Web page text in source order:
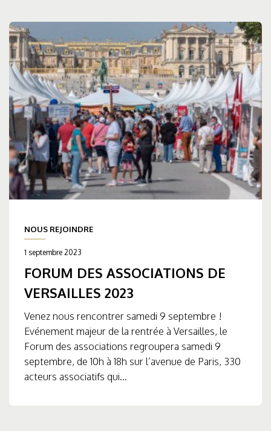
NOUS REJOINDRE
1 septembre 2023
FORUM DES ASSOCIATIONS DE
VERSAILLES 2023
Venez nous rencontrer samedi 9 septembre !
Evénement majeur de la rentrée à Versailles, le
Forum des associations regroupera samedi 9
septembre, de 10h à 18h sur l’avenue de Paris, 330
acteurs associatifs qui...